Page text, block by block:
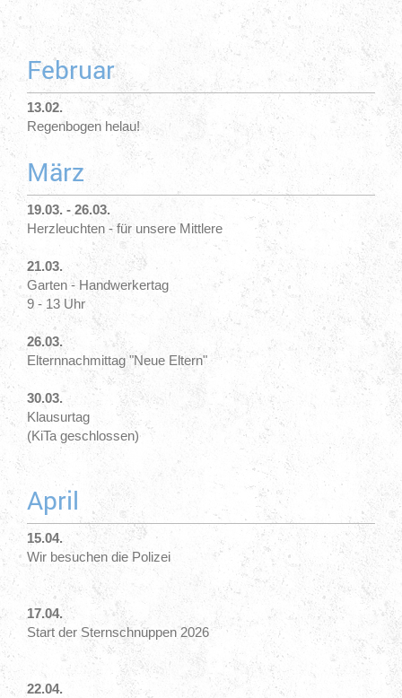
Februar
13.02.
Regenbogen helau!
März
19.03. - 26.03.
Herzleuchten - für unsere Mittlere
21.03.
Garten - Handwerkertag
9 - 13 Uhr
26.03.
Elternnachmittag "Neue Eltern"
30.03.
Klausurtag
(KiTa geschlossen)
April
15.04.
Wir besuchen die Polizei
17.04.
Start der Sternschnuppen 2026
22.04.